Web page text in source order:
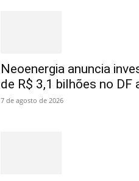
Neoenergia anuncia
de R$ 3,1 bilhões no DF
7 de agosto de 2026